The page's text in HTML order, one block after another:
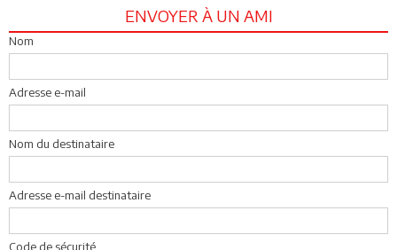
ENVOYER À UN AMI
Nom
Adresse e-mail
Nom du destinataire
Adresse e-mail destinataire
Code de sécurité